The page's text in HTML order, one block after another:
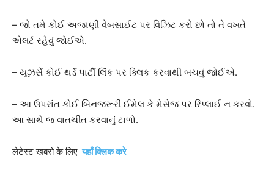
– જો તમે કોઈ અજાણી વેબસાઈટ પર વિઝિટ કરો છો તો તે વખતે
એલર્ટ રહેવું જોઈએ.
– યૂઝર્સે કોઈ થર્ડ પાર્ટી લિંક પર ક્લિક કરવાથી બચવું જોઈએ.
– આ ઉપરાંત કોઈ બિનજરૂરી ઈમેલ કે મેસેજ પર રિપ્લાઈ ન કરવો.
આ સાથે જ વાતચીત કરવાનું ટાળો.
लेटेस्ट खबरो के लिए यहाँ क्लिक करे